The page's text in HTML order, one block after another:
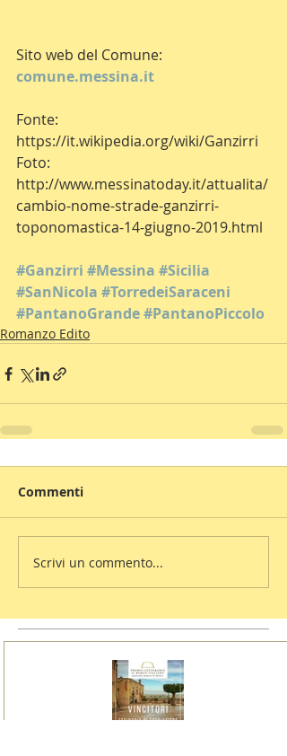
Sito web del Comune:
comune.messina.it
Fonte:
https://it.wikipedia.org/wiki/Ganzirri
Foto:
http://www.messinatoday.it/attualita/
cambio-nome-strade-ganzirri-
toponomastica-14-giugno-2019.html
#Ganzirri #Messina #Sicilia
#SanNicola #TorredeiSaraceni
#PantanoGrande#PantanoPiccolo
Romanzo Edito
Commenti
Scrivi un commento...